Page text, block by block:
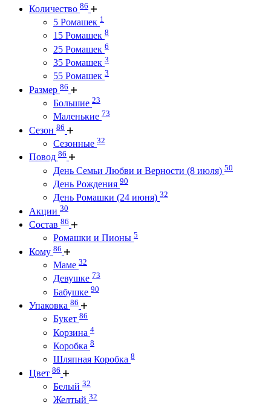
Количество 86
5 Ромашек 1
15 Ромашек 8
25 Ромашек 6
35 Ромашек 3
55 Ромашек 3
Размер 86
Большие 23
Маленькие 73
Сезон 86
Сезонные 32
Повод 86
День Семьи Любви и Верности (8 июля) 50
День Рождения 90
День Ромашки (24 июня) 32
Акции 30
Состав 86
Ромашки и Пионы 5
Кому 86
Маме 32
Девушке 73
Бабушке 90
Упаковка 86
Букет 86
Корзина 4
Коробка 8
Шляпная Коробка 8
Цвет 86
Белый 32
Желтый 32